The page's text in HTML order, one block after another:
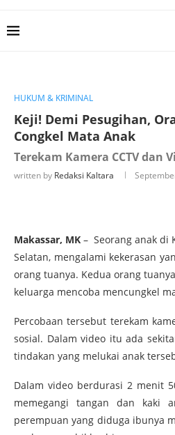
HUKUM & KRIMINAL
Keji! Demi Pesugihan,
Congkel Mata Anak
Terekam Kamera CCTV dan
written by Redaksi Kaltara
Makassar, MK – Seorang anak di
Selatan, mengalami kekerasan
orang tuanya. Kedua orang
keluarga mencoba mencungkel
Percobaan tersebut terekam
sosial. Dalam video itu ada
tindakan yang melukai anak
Dalam video berdurasi 2 menit
memegangi tangan dan kaki
perempuan yang diduga ibunya